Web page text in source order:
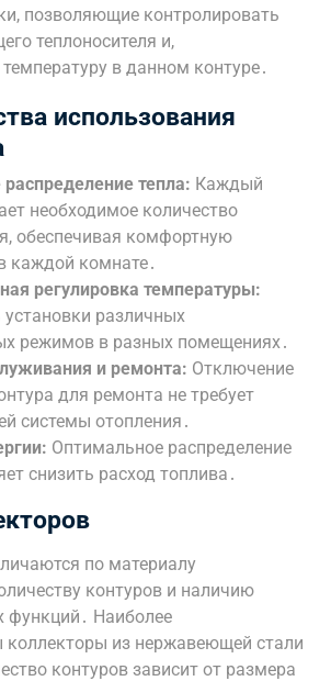
позволяющие контролировать
теплоносителя и,
температуру в данном контуре․
использования
тепла: Каждый
необходимое количество
обеспечивая комфортную
каждой комнате․
регулировка температуры:
различных
режимов в разных помещениях․
и ремонта: Отключение
для ремонта не требует
системы отопления․
Оптимальное распределение
снизить расход топлива․
по материалу
контуров и наличию
функций․ Наиболее
коллекторы из нержавеющей стали
контуров зависит от размера